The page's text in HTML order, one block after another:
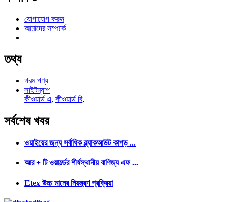
যোগাযোগ করুন
আমাদের সম্পর্কে
তথ্য
গরম পণ্য
সাইটম্যাপ
কীওয়ার্ড এ, কীওয়ার্ড বি,
সর্বশেষখবর
ওয়াইয়ের জন্য সর্বাধিক ব্ল্যাকআউট কাপড় ...
আর + টি ওয়ার্ল্ডের শীর্ষস্থানীয় বাণিজ্য এফ ...
Etex উচ্চ মানের নিয়ন্ত্রণ প্রক্রিয়া